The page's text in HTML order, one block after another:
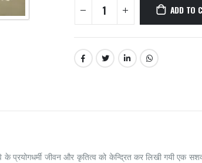
ADD TO
के प्रयोगधर्मी जीवन और कृतित्व को केन्द्रित कर लिखी गयी एक
Hindi Sahitya Ka Itihas Bodhgamya Path
out of 5
Talash Olympic Swaran Ke